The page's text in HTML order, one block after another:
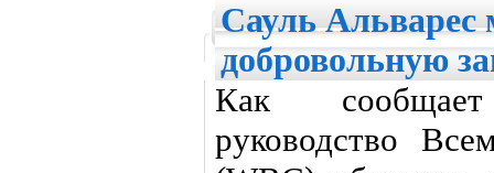
Сауль Альварес
добровольную
Как
руководство